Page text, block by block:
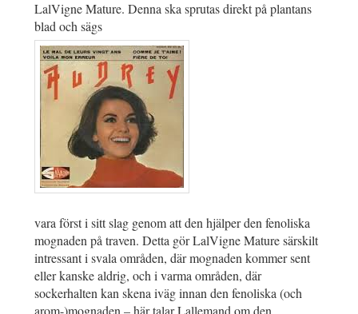
LalVigne Mature. Denna ska sprutas direkt på plantans
blad och sägs
vara först i sitt slag genom att den hjälper den fenoliska
mognaden på traven. Detta gör LalVigne Mature särskilt
intressant i svala områden, där mognaden kommer sent
eller kanske aldrig, och i varma områden, där
sockerhalten kan skena iväg innan den fenoliska (och